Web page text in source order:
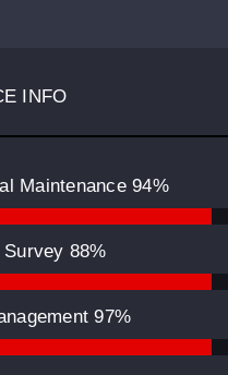
INFO
Maintenance94%
88%
97%